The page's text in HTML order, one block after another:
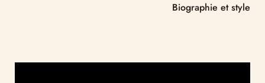
Biographie et style